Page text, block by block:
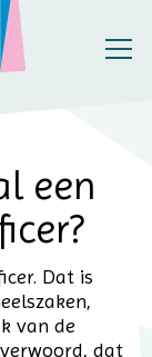
een
Dat is
van de
dat